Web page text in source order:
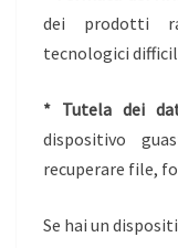
dei prodotti
tecnologici
* Tutela dei
dispositivo
recuperare file,
Se hai un